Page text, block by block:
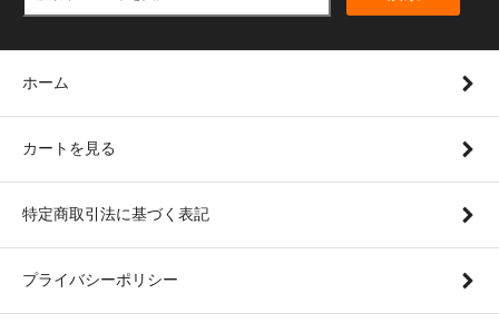
ホーム
カートを見る
特定商取引法に基づく表記
プライバシーポリシー